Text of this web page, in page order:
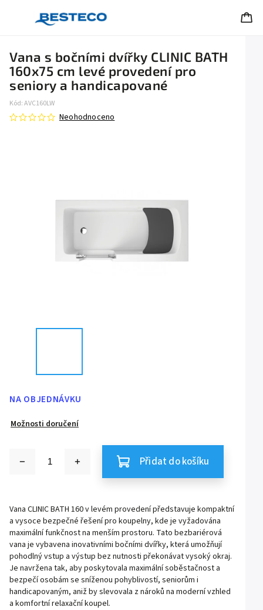
Vana s bočními dvířky CLINIC BATH
160x75 cm levé provedení pro
seniory a handicapované
Kód:AVC160LW
Neohodnoceno
NA OBJEDNÁVKU
Možnosti doručení
Přidat do košíku
Vana CLINIC BATH 160 v levém provedení představuje kompaktní
a vysoce bezpečné řešení pro koupelny, kde je vyžadována
maximální funkčnost na menším prostoru. Tato bezbariérová
vana je vybavena inovativními bočními dvířky, která umožňují
pohodlný vstup a výstup bez nutnosti překonávat vysoký okraj.
Je navržena tak, aby poskytovala maximální soběstačnost a
bezpečí osobám se sníženou pohyblivostí, seniorům i
handicapovaným, aniž by slevovala z nároků na moderní vzhled
a komfortní relaxační koupel.